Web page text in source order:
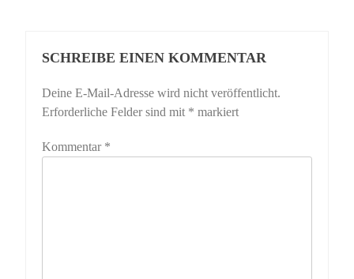
SCHREIBE EINEN KOMMENTAR
Deine E-Mail-Adresse wird nicht veröffentlicht.
Erforderliche Felder sind mit * markiert
Kommentar *